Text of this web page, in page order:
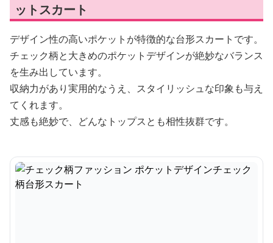
ットスカート
デザイン性の高いポケットが特徴的な台形スカートです。
チェック柄と大きめのポケットデザインが絶妙なバランス
を生み出しています。
収納力があり実用的なうえ、スタイリッシュな印象も与え
てくれます。
丈感も絶妙で、どんなトップスとも相性抜群です。